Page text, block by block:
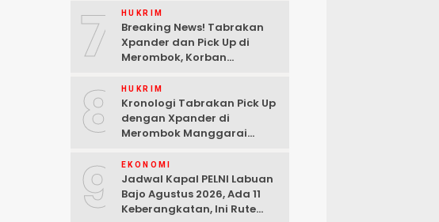
7 HUKRIM
Breaking News! Tabrakan
Xpander dan Pick Up di
Merombok, Korban
8 HUKRIM
Kronologi Tabrakan Pick Up
dengan Xpander di
Merombok Manggarai
9 EKONOMI
Jadwal Kapal PELNI Labuan
Bajo Agustus 2026, Ada 11
Keberangkatan, Ini Rute